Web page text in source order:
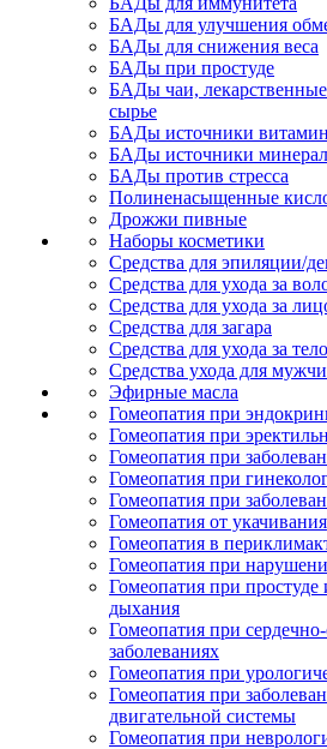
БАДы для улучшения
БАДы для снижения веса
БАДы при простуде
БАДы чаи,
сырье
БАДы источники
БАДы источники
БАДы против стресса
Полиненасыщенные
Дрожжи пивные
Наборы косметики
Средства для эпиляции/
Средства для ухода за
Средства для ухода за
Средства для загара
Средства для ухода за
Средства ухода для
Эфирные масла
Гомеопатия при
Гомеопатия при
Гомеопатия при
Гомеопатия при
Гомеопатия при
Гомеопатия от укачивания
Гомеопатия в
Гомеопатия при
Гомеопатия при простуде
дыхания
Гомеопатия при
заболеваниях
Гомеопатия при
Гомеопатия при
двигательной системы
Гомеопатия при